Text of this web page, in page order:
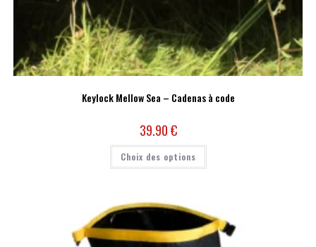
Keylock Mellow Sea – Cadenas à code
39.90€
Choix des options